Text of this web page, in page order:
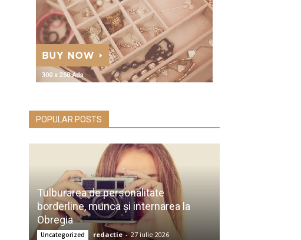
POPULAR POSTS
Tulburarea de personalitate
borderline, munca și internarea la
Obregia
Uncategorized redactie - 27 iulie 2026